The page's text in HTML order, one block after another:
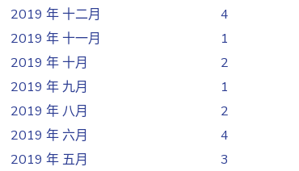
2019 年 十二月
4
2019 年 十一月
1
2019 年 十月
2
2019 年 九月
1
2019 年 八月
2
2019 年 六月
4
2019 年 五月
3